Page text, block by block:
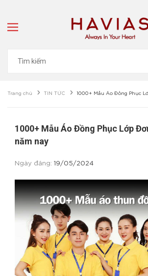
Trang chủ TIN TỨC 1000+ Mẫu Áo Đồng Phục
1000+ Mẫu Áo Đồng Phục Lớp
năm nay
Ngày đăng: 19/05/2024